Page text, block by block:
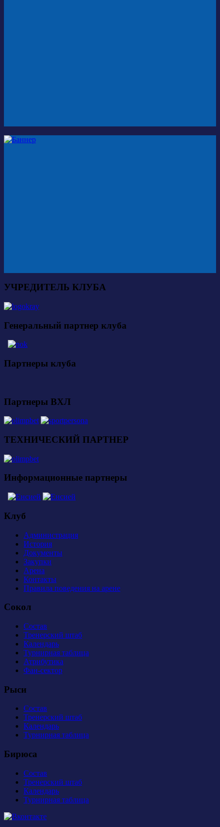
УЧРЕДИТЕЛЬ КЛУБА
Генеральный партнер клуба
Партнеры клуба
Партнеры ВХЛ
ТЕХНИЧЕСКИЙ ПАРТНЕР
Информационные партнеры
Клуб
Администрация
История
Документы
Закупки
Арена
Контакты
Правила поведения на арене
Сокол
Состав
Тренерский штаб
Календарь
Турнирная таблица
Атрибутика
Фан-сектор
Рыси
Состав
Тренерский штаб
Календарь
Турнирная таблица
Бирюса
Состав
Тренерский штаб
Календарь
Турнирная таблица